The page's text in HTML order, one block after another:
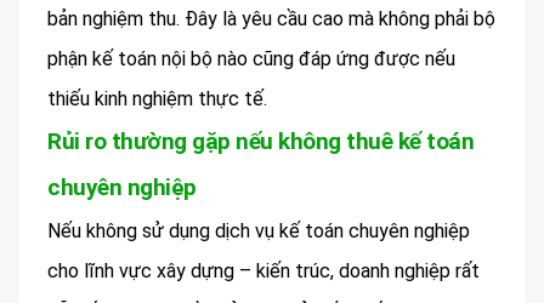
bản nghiệm thu. Đây là yêu cầu cao mà không phải bộ
phận kế toán nội bộ nào cũng đáp ứng được nếu
thiếu kinh nghiệm thực tế.
Rủi ro thường gặp nếu không thuê kế toán
chuyên nghiệp
Nếu không sử dụng dịch vụ kế toán chuyên nghiệp
cho lĩnh vực xây dựng – kiến trúc, doanh nghiệp rất